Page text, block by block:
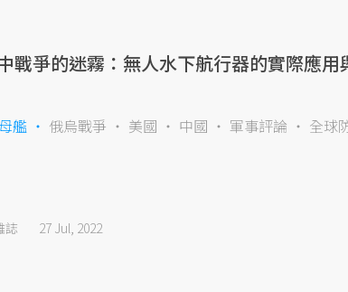
戰爭的迷霧：無人水下航行器的實際應用
艦 俄烏戰爭 美國 中國 軍事評論
全球
誌 27 Jul, 2022